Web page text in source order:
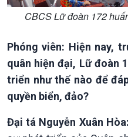
CBCS Lữ đoàn 172
Phóng viên: Hiện nay,
quân hiện đại, Lữ đoàn
triển như thế nào để
quyền biển, đảo?
Đại tá Nguyễn Xuân Hòa: